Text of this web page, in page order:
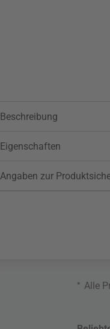
Beschreibung
Eigenschaften
Angaben zur
* Alle